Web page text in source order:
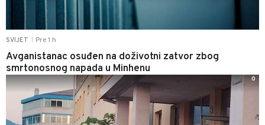
SVIJET Pre 1 h
Avganistanac osuđen na doživotni zatvor zbog
smrtonosnog napada u Minhenu
0